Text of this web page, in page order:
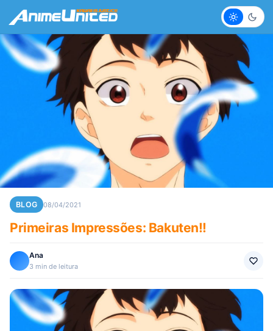
Claro
BLOG 08/04/2021
Primeiras Impressões: Bakuten!!
Ana
3 min de leitura